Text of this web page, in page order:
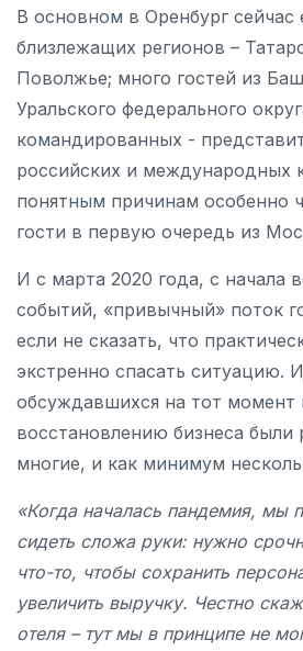
В основном в Оренбург сейчас
близлежащих регионов –
Поволжье; много гостей из
Уральского федерального
командированных -
российских и международных
понятным причинам особенно
гости в первую очередь из
И с марта 2020 года, с начала
событий, «привычный» поток
если не сказать, что
экстренно спасать ситуацию.
обсуждавшихся на тот момент
восстановлению бизнеса были
многие, и как минимум
«Когда началась пандемия, мы
сидеть сложа руки: нужно
что-то, чтобы сохранить
увеличить выручку. Честно
отеля – тут мы в принципе не